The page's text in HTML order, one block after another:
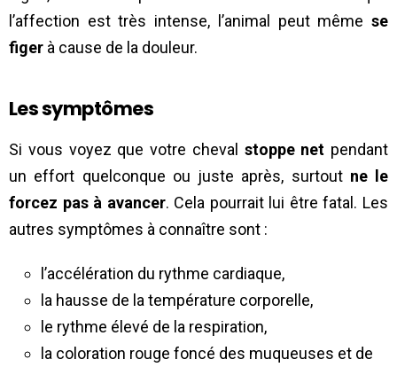
l’affection est très intense, l’animal peut même se
figer à cause de la douleur.
Les symptômes
Si vous voyez que votre cheval stoppe net pendant
un effort quelconque ou juste après, surtout ne le
forcez pas à avancer. Cela pourrait lui être fatal. Les
autres symptômes à connaître sont :
l’accélération du rythme cardiaque,
la hausse de la température corporelle,
le rythme élevé de la respiration,
la coloration rouge foncé des muqueuses et de